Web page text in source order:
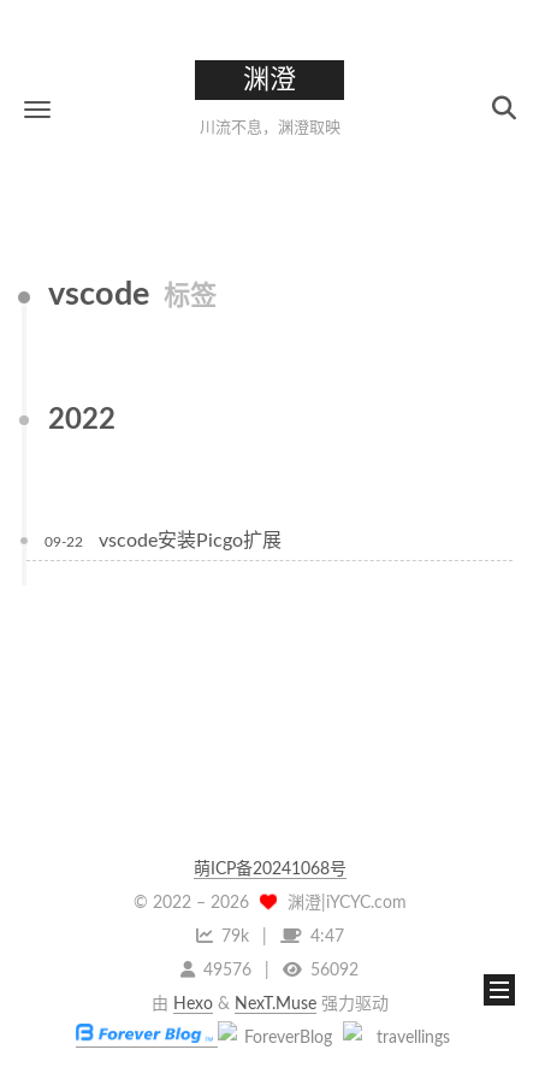
渊澄
川流不息，渊澄取映
vscode 标签
2022
09-22 vscode安装Picgo扩展
萌ICP备20241068号
© 2022 – 2026
渊澄|iYCYC.com
79k
4:47
49576
56092
由 Hexo& NexT.Muse强力驱动